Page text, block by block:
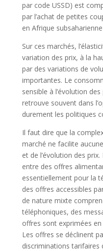
par code USSD) est
par l’achat de petites
en Afrique
Sur ces marchés,
variation des prix, à la
par des variations de
importantes. Le
sensible à l’évolution
retrouve souvent dans
durement les politiques
Il faut dire que la
marché ne facilite
et de l’évolution des
entre des offres
essentiellement pour la
des offres accessibles
de nature mixte
téléphoniques, des
offres sont exprimées en
Les offres se déclinent
discriminations